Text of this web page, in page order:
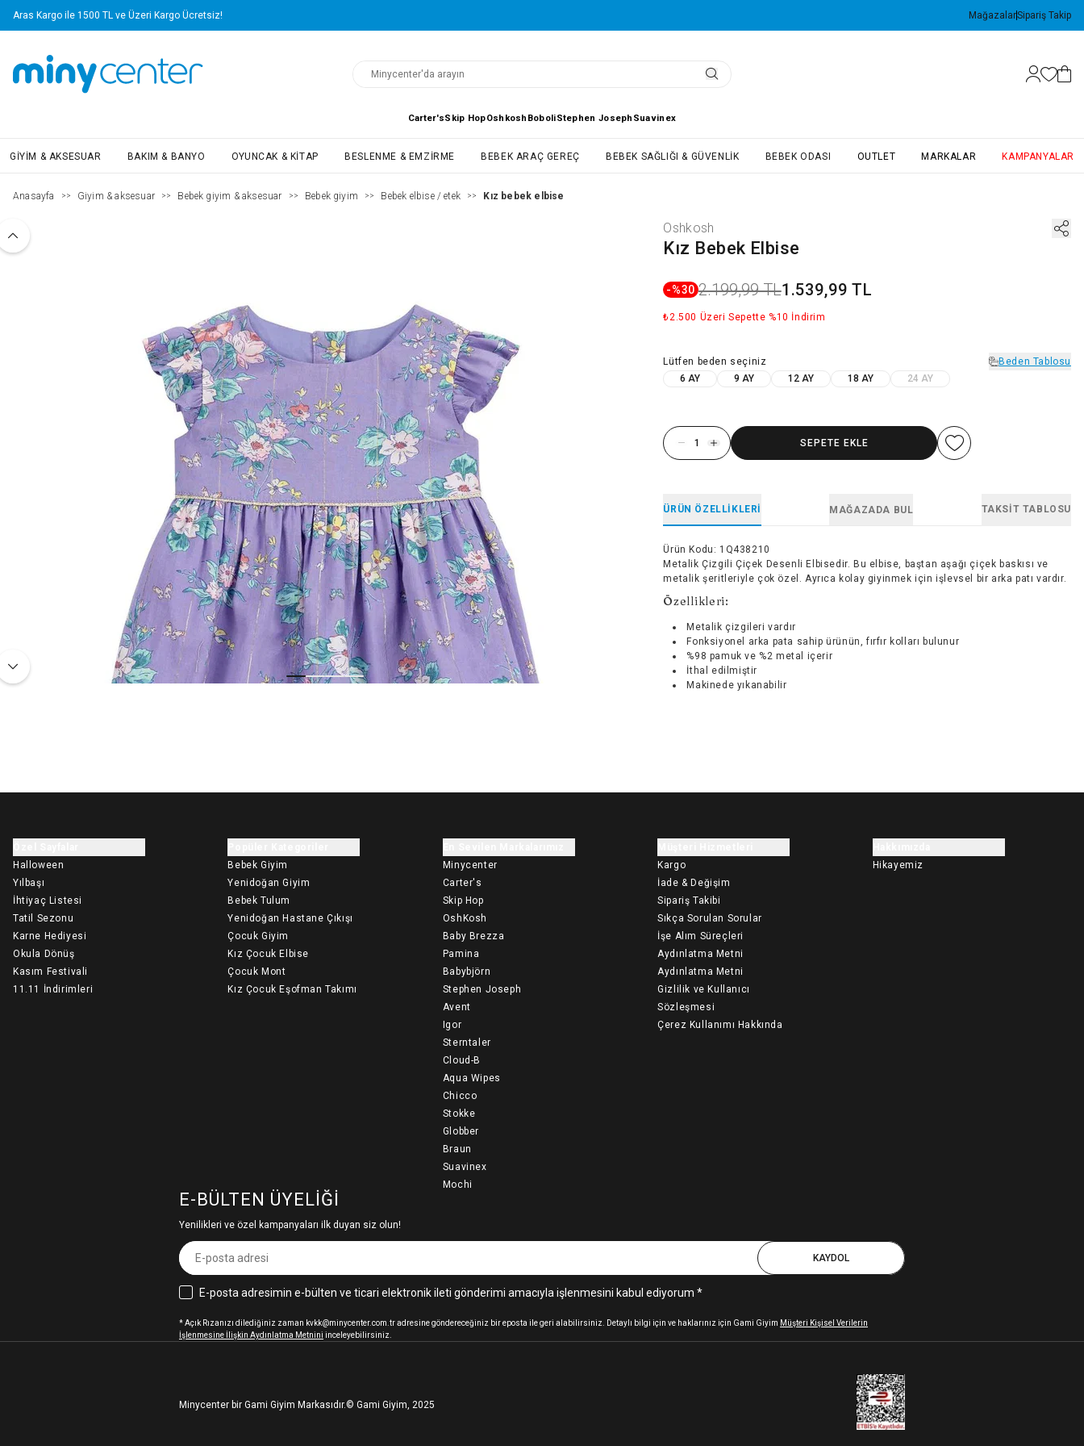
Aras Kargo ile 1500 TL ve Üzeri Kargo Ücretsiz! MağazalarSipariş Takip
Carter'sSkip HopOshkosh BoboliStephen Joseph Suavinex
GIYIM & AKSESUAR BAKIM & BANYO OYUNCAK & KITAP BESLENME & EMZIRME BEBEK ARAÇ GEREÇ BEBEK SAĞLIĞI & GÜVENLIK BEBEK ODASI OUTLET MARKALAR KAMPANYALAR
Anasayfa >> Giyim & aksesuar >> Bebek giyim & aksesuar >> Bebek giyim >> Bebek elbise / etek >> Kız bebek elbise
Oshkosh
Kız Bebek Elbise
-%30 2.199,99 TL1.539,99 TL
₺2.500 Üzeri Sepette %10 İndirim
Lütfen beden seçiniz
Beden Tablosu
6 AY
9 AY 12 AY 18 AY 24 AY
SEPETE EKLE
ÜRÜN ÖZELLIKLERI MAĞAZADA BUL TAKSIT TABLOSU
Ürün Kodu : 1Q438210
Metalik Çizgili Çiçek Desenli Elbisedir. Bu elbise, baştan aşağı çiçek baskısı ve
metalik şeritleriyle çok özel. Ayrıca kolay giyinmek için işlevsel bir arka patı vardır.
Özellikleri:
Metalik çizgileri vardır
Fonksiyonel arka pata sahip ürünün, fırfır kolları bulunur
%98 pamuk ve %2 metal içerir
İthal edilmiştir
Makinede yıkanabilir
Halloween
Yılbaşı
İhtiyaç Listesi
Tatil Sezonu
Karne Hediyesi
Okula Dönüş
Kasım Festivali
11.11 İndirimleri
Bebek Giyim
Yenidoğan Giyim
Bebek Tulum
Yenidoğan Hastane Çıkışı
Çocuk Giyim
Kız Çocuk Elbise
Çocuk Mont
Kız Çocuk Eşofman Takımı
Minycenter
Carter's
Skip Hop
OshKosh
Baby Brezza
Pamina
Babybjörn
Stephen Joseph
Avent
Igor
Sterntaler
Cloud-B
Aqua Wipes
Chicco
Stokke
Globber
Braun
Suavinex
Mochi
Kargo
İade & Değişim
Sipariş Takibi
Sıkça Sorulan Sorular
İşe Alım Süreçleri
Aydınlatma Metni
Aydınlatma Metni
Gizlilik ve Kullanıcı
Sözleşmesi
Çerez Kullanımı Hakkında
Hikayemiz
E-BÜLTEN ÜYELIĞI
Yenilikleri ve özel kampanyaları ilk duyan siz olun!
KAYDOL
E-posta adresimin e-bülten ve ticari elektronik ileti gönderimi amacıyla işlenmesini kabul ediyorum *
* Açık Rızanızı dilediğiniz zaman kvkk@minycenter.com.tr adresine göndereceğiniz bir eposta ile geri alabilirsiniz. Detaylı bilgi için ve haklarınız için Gami Giyim Müşteri Kişisel Verilerin
İşlenmesine İlişkin Aydınlatma Metnini inceleyebilirsiniz.
Minycenter bir Gami Giyim Markasıdır. © Gami Giyim, 2025